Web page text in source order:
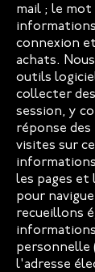
mail ; le mot
connexion
achats.
outils
collecter
session, y
réponse des
visites sur
les pages et
pour
recueillons
personnelle
l'adresse